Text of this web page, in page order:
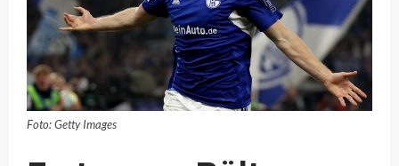
Foto: Getty Images